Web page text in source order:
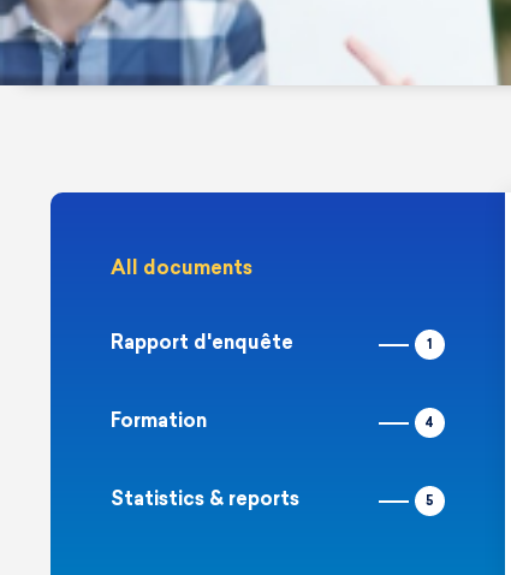
All documents
Rapport d'enquête 1
Formation 4
Statistics & reports 5